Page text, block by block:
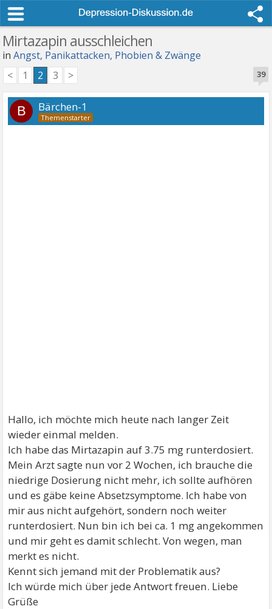
Mirtazapin ausschleichen
inAngst, Panikattacken, Phobien & Zwänge
39
< 1 2 3 >
B Bärchen-1
Hallo, ich möchte mich heute nach langer Zeit
wieder einmal melden.
Ich habe das Mirtazapin auf 3.75 mg runterdosiert.
Mein Arzt sagte nun vor 2 Wochen, ich brauche die
niedrige Dosierung nicht mehr, ich sollte aufhören
und es gäbe keine Absetzsymptome. Ich habe von
mir aus nicht aufgehört, sondern noch weiter
runterdosiert. Nun bin ich bei ca. 1 mg angekommen
und mir geht es damit schlecht. Von wegen, man
merkt es nicht.
Kennt sich jemand mit der Problematik aus?
Ich würde mich über jede Antwort freuen. Liebe
Grüße